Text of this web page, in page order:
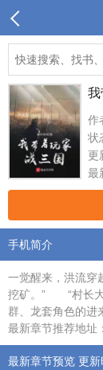
我
作
状
更
最
手机简介
一觉醒来，洪流
挖矿。” “村长
群、龙套角色的进
最新章节推荐地址
最新章节预览 更